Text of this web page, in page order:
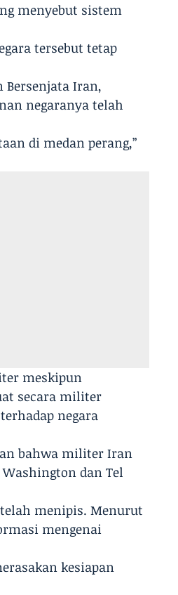
menyebut sistem
tersebut tetap
Bersenjata Iran,
negaranya telah
di medan perang,”
meskipun
secara militer
negara
bahwa militer Iran
dan Tel
menipis. Menurut
mengenai
kesiapan